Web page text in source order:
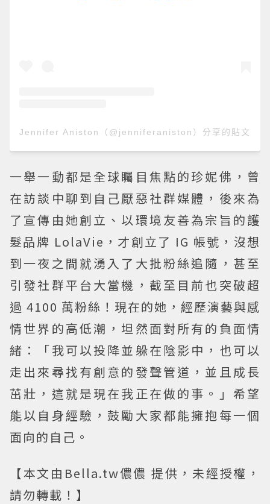
Jennifer Aniston（@jenniferaniston）分享的貼文
一舉一動都是全球矚目焦點的珍妮佛，曾
在訪談中聊到自己厭惡社群媒體，後來為
了宣傳由她創立、以環境友善為宗旨的護
髮品牌 LolaVie，才創立了 IG 帳號，沒想
到一夜之間就湧入了大批粉絲追隨，甚至
引發社群平台大當機，截至目前也突破超
過 4100 萬粉絲！現在的她，經歷演藝與感
情世界的高低潮，坦然面對所有的負面情
緒：「我可以投降並躲在陰影中，也可以
走出來尋找有創意的發聲管道，並且成長
茁壯，這就是現在我正在做的事。」希望
能以自身經驗，鼓勵大家都能擁抱每一個
面向的自己。
【本文由Bella.tw儂儂 提供，未經授權，
請勿轉載！】